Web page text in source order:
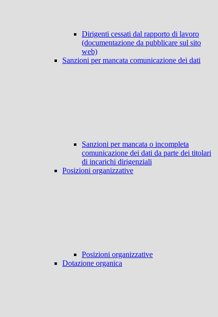
Dirigenti cessati dal rapporto di lavoro
(documentazione da pubblicare sul sito
web)
Sanzioni per mancata comunicazione dei dati
Sanzioni per mancata o incompleta
comunicazione dei dati da parte dei titolari
di incarichi dirigenziali
Posizioni organizzative
Posizioni organizzative
Dotazione organica